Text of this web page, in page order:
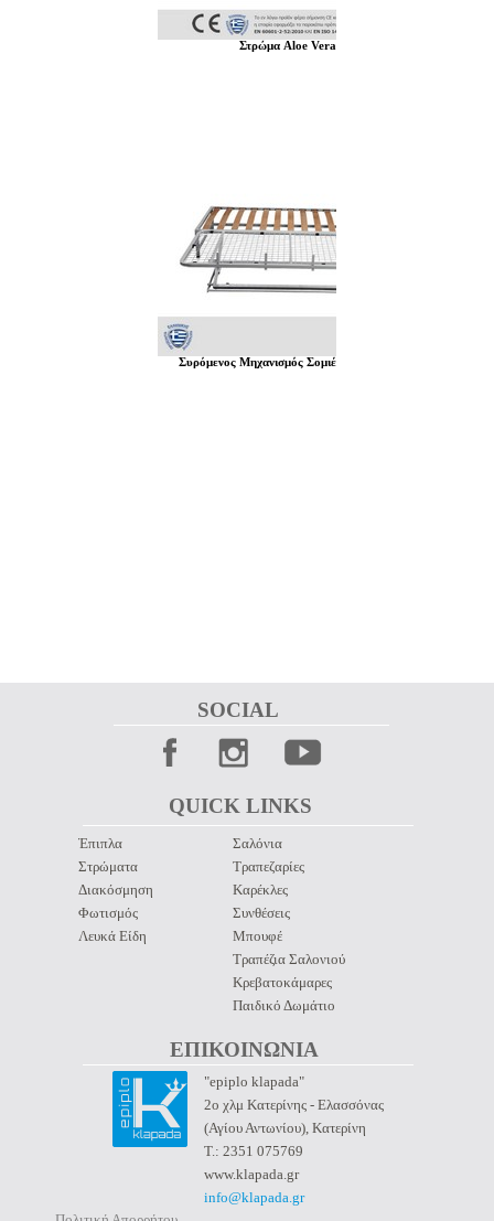
Στρώμα Aloe Vera
Συρόμενος Μηχανισμός Σομιέ
QUICK LINKS
ΕΠΙΚΟΙΝΩΝΙΑ
SOCIAL
Έπιπλα
Στρώματα
Διακόσμηση
Φωτισμός
Λευκά Είδη
Σαλόνια
Τραπεζαρίες
Καρέκλες
Συνθέσεις
Μπουφέ
Τραπέζια Σαλονιού
Κρεβατοκάμαρες
Παιδικό Δωμάτιο
"epiplo klapada"
2ο χλμ Κατερίνης - Ελασσόνας
(Αγίου Αντωνίου), Κατερίνη
Τ.: 2351 075769
www.klapada.gr
info@klapada.gr